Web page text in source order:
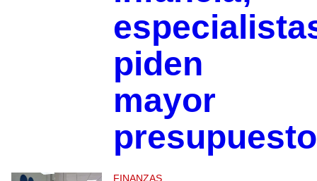
piden
mayor
presupuesto
FINANZAS